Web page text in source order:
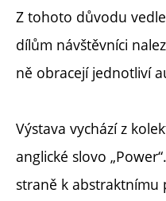
Z tohoto důvodu
dílům návštěvníci
ně obracejí jednotliví
Výstava vychází z
anglické slovo
straně k abstraktnímu